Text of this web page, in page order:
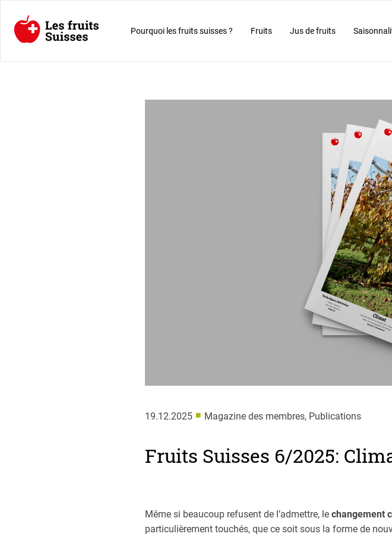
Pourquoi les fruits suisses ? Fruits Jus de fruits
19.12.2025 ■ Magazine des membres, Publications
Fruits Suisses 6/2025:
Même si beaucoup refusent de lʼadmettre, le changement
particulièrement touchés, que ce soit sous la forme de